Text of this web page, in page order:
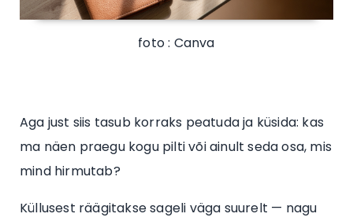
foto : Canva
Aga just siis tasub korraks peatuda ja küsida: kas
ma näen praegu kogu pilti või ainult seda osa, mis
mind hirmutab?
Küllusest räägitakse sageli väga suurelt — nagu